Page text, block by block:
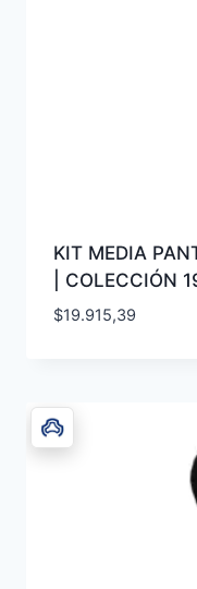
KIT MEDIA
| COLECCIÓN
$19.915,39